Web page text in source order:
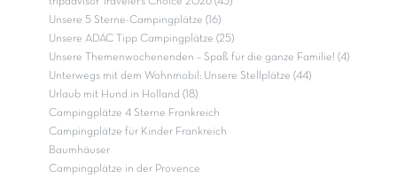
Unsere 5 Sterne-Campingplätze (16)
Unsere ADAC Tipp Campingplätze (25)
Unsere Themenwochenenden – Spaß für die ganze Familie! (4)
Unterwegs mit dem Wohnmobil: Unsere Stellplätze (44)
Urlaub mit Hund in Holland (18)
Campingplätze 4 Sterne Frankreich
Campingplätze für Kinder Frankreich
Baumhäuser
Campingplätze in der Provence